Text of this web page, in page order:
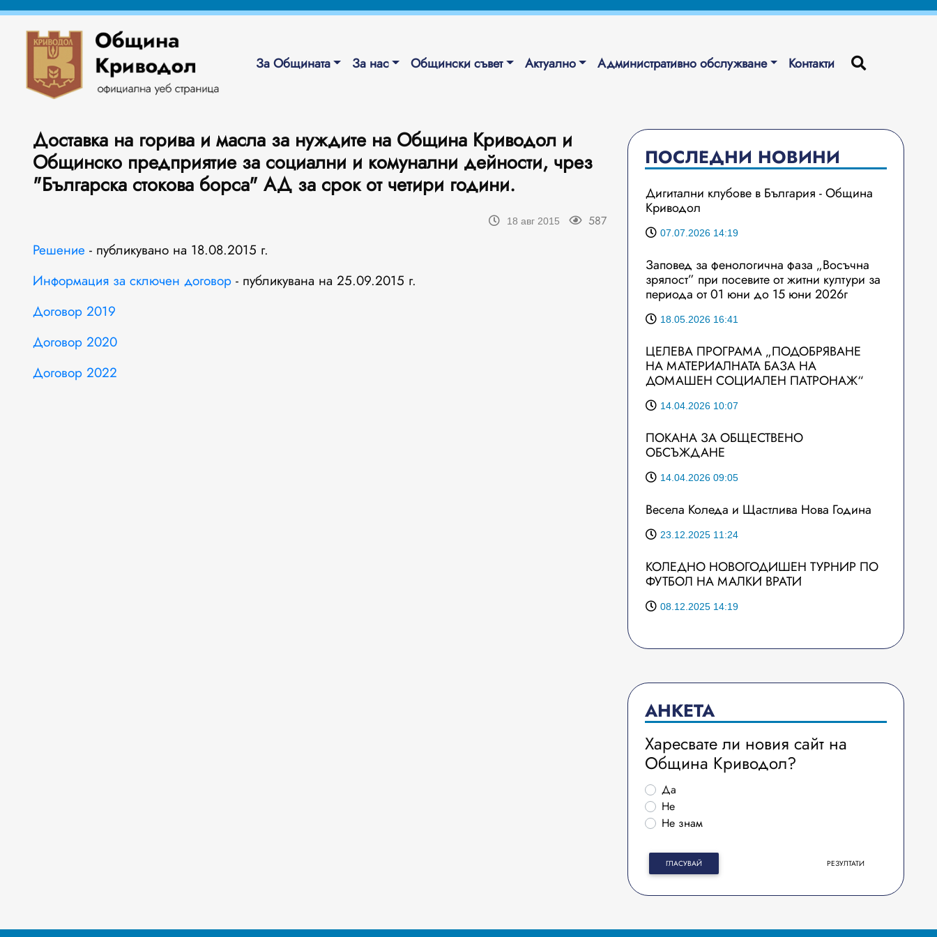
За Общината За нас Общински съвет Актуално Административно обслужване Контакти
Доставка на горива и масла за нуждите на Община Криводол и
Общинско предприятие за социални и комунални дейности, чрез
"Българска стокова борса" АД за срок от четири години.
18 авг 2015 587
Решение - публикувано на 18.08.2015 г.
Информация за сключен договор - публикувана на 25.09.2015 г.
Договор 2019
Договор 2020
Договор 2022
ПОСЛЕДНИ НОВИНИ
Дигитални клубове в България - Община
Криводол
07.07.2026 14:19
Заповед за фенологична фаза „Восъчна
зрялост” при посевите от житни култури за
периода от 01 юни до 15 юни 2026г
18.05.2026 16:41
ЦЕЛЕВА ПРОГРАМА „ПОДОБРЯВАНЕ
НА МАТЕРИАЛНАТА БАЗА НА
ДОМАШЕН СОЦИАЛЕН ПАТРОНАЖ“
14.04.2026 10:07
ПОКАНА ЗА ОБЩЕСТВЕНО
ОБСЪЖДАНЕ
14.04.2026 09:05
Весела Коледа и Щастлива Нова Година
23.12.2025 11:24
КОЛЕДНО НОВОГОДИШЕН ТУРНИР ПО
ФУТБОЛ НА МАЛКИ ВРАТИ
08.12.2025 14:19
АНКЕТА
Харесвате ли новия сайт на
Община Криводол?
Да
Не
Не знам
ГЛАСУВАЙ РЕЗУЛТАТИ